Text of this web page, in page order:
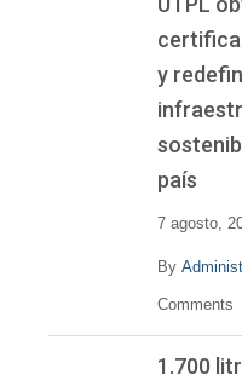
y
país
7 agosto,
By
Comments
1.700